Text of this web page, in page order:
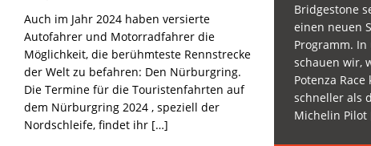
Auch im Jahr 2024 haben versierte
Autofahrer und Motorradfahrer die
Möglichkeit, die berühmteste Rennstrecke
der Welt zu befahren: Den Nürburgring.
Die Termine für die Touristenfahrten auf
dem Nürburgring 2024 , speziell der
Nordschleife, findet ihr […]
Bridgestone
einen neuen
Programm.
schauen wir,
Potenza
schneller als
Michelin Pilot